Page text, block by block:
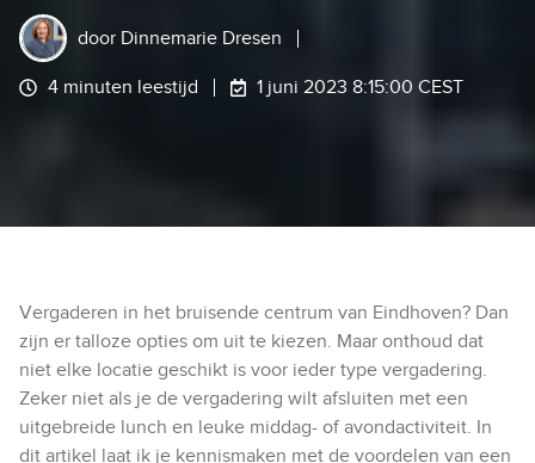
door Dinnemarie Dresen
4 minuten leestijd 1 juni 2023 8:15:00 CEST
Vergaderen in het bruisende centrum van Eindhoven? Dan
zijn er talloze opties om uit te kiezen. Maar onthoud dat
niet elke locatie geschikt is voor ieder type vergadering.
Zeker niet als je de vergadering wilt afsluiten met een
uitgebreide lunch en leuke middag- of avondactiviteit. In
dit artikel laat ik je kennismaken met de voordelen van een